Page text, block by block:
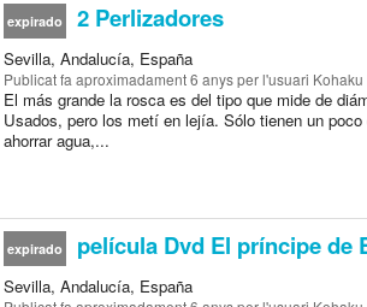
expirado 2 Perlizadores
Sevilla, Andalucía, España
Publicatfa aproximadament 6 anysper l'usuari Kohaku
El más grande la rosca es del tipo que mide de
Usados, pero los metí en lejía. Sólo tienen un
ahorrar agua,...
expirado película Dvd El príncipe de
Sevilla, Andalucía, España